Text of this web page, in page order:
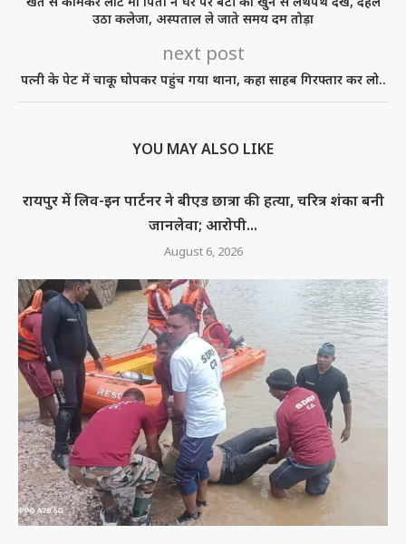
उठा कलेजा, अस्पताल ले जाते समय दम तोड़ा
next post
पत्नी के पेट में चाकू घोपकर पहुंच गया थाना, कहा साहब गिरफ्तार कर लो..
YOU MAY ALSO LIKE
रायपुर में लिव-इन पार्टनर ने बीएड छात्रा की हत्या, चरित्र शंका बनी
जानलेवा; आरोपी...
August 6, 2026